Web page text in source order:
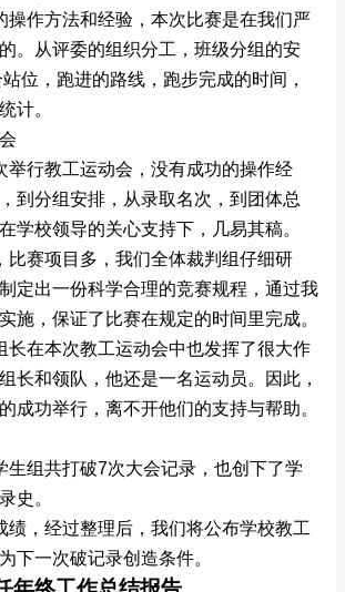
操作方法和经验，本次比赛是在我们严
。从评委的组织分工，班级分组的安
位，跑进的路线，跑步完成的时间，
计。
举行教工运动会，没有成功的操作经
到分组安排，从录取名次，到团体总
学校领导的关心支持下，几易其稿。
比赛项目多，我们全体裁判组仔细研
定出一份科学合理的竞赛规程，通过我
施，保证了比赛在规定的时间里完成。
长在本次教工运动会中也发挥了很大作
长和领队，他还是一名运动员。因此，
成功举行，离不开他们的支持与帮助。
生组共打破7次大会记录，也创下了学
史。
绩，经过整理后，我们将公布学校教工
下一次破记录创造条件。